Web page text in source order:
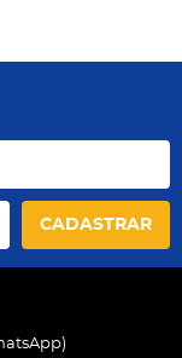
CADASTRAR